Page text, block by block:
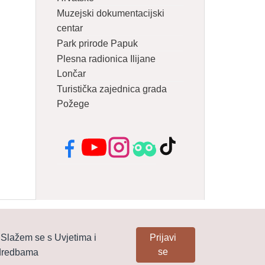
Muzejski dokumentacijski
centar
Park prirode Papuk
Plesna radionica Ilijane
Lončar
Turistička zajednica grada
Požege
FacebookYouTubeInstagramTripadvisor
TikTok
se s Uvjetima i
Prijavi
se